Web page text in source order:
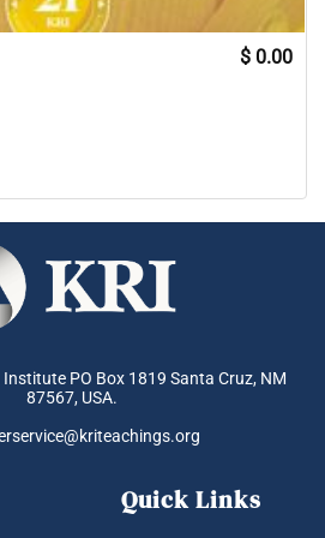
$ 0.00
PO Box 1819 Santa Cruz, NM
87567, USA.
Quick Links